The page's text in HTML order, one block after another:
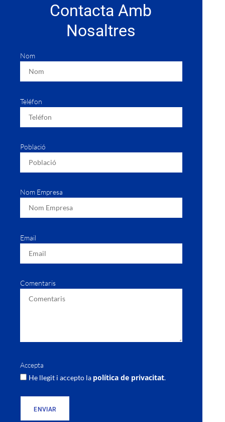
Contacta Amb
Nosaltres
Nom
Teléfon
Població
Nom Empresa
Email
Comentaris
Accepta
He llegit i accepto la política de privacitat.
ENVIAR